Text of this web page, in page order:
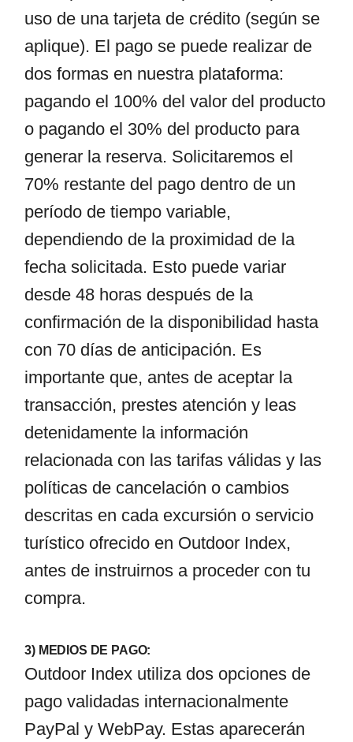
uso de una tarjeta de crédito (según se
aplique). El pago se puede realizar de
dos formas en nuestra plataforma:
pagando el 100% del valor del producto
o pagando el 30% del producto para
generar la reserva. Solicitaremos el
70% restante del pago dentro de un
período de tiempo variable,
dependiendo de la proximidad de la
fecha solicitada. Esto puede variar
desde 48 horas después de la
confirmación de la disponibilidad hasta
con 70 días de anticipación. Es
importante que, antes de aceptar la
transacción, prestes atención y leas
detenidamente la información
relacionada con las tarifas válidas y las
políticas de cancelación o cambios
descritas en cada excursión o servicio
turístico ofrecido en Outdoor Index,
antes de instruirnos a proceder con tu
compra.
3) MEDIOS DE PAGO:
Outdoor Index utiliza dos opciones de
pago validadas internacionalmente
PayPal y WebPay. Estas aparecerán